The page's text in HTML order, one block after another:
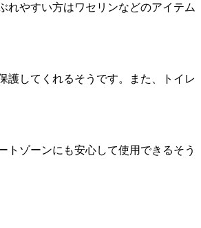
れやすい方はワセリンなどのアイテム
護してくれるそうです。また、トイレ
トゾーンにも安心して使用できるそう